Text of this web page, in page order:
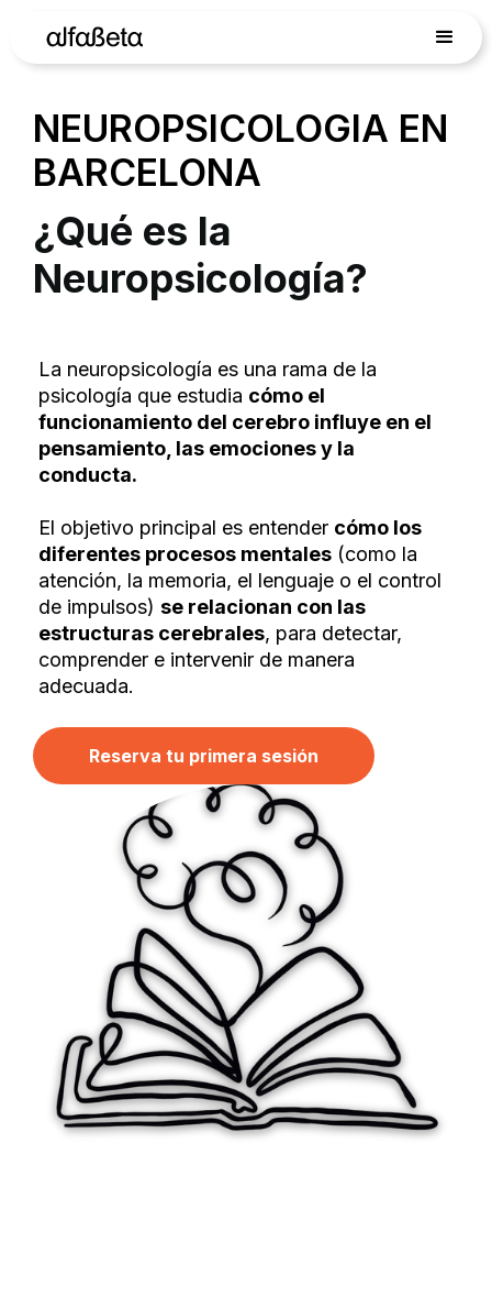
NEUROPSICOLOGIA EN
BARCELONA
¿Qué es la
Neuropsicología?
La neuropsicología es una rama de la
psicología que estudia cómo el
funcionamiento del cerebro influye en el
pensamiento, las emociones y la
conducta.
El objetivo principal es entender cómo los
diferentes procesos mentales (como la
atención, la memoria, el lenguaje o el control
de impulsos) se relacionan con las
estructuras cerebrales, para detectar,
comprender e intervenir de manera
adecuada.
Reserva tu primera sesión